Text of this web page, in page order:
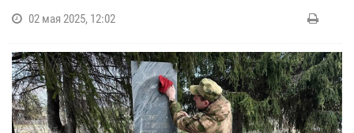
02 мая 2025, 12:02